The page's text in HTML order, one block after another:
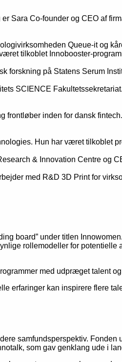
Sara Co-founder og CEO af
Queue-it og
tilkoblet Innobooster-
forskning på Statens Serum
SCIENCE
frontløber inden for dansk
Hun har været tilkoblet
& Innovation Centre og
med R&D 3D Print for
board” under titlen
rollemodeller for
med udpræget talent
erfaringer kan inspirere flere
samfundsperspektiv.
som gav genklang ude i